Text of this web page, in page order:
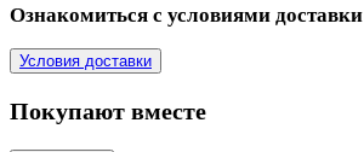
Ознакомиться с условиями доставки
Условия доставки
Покупают вместе